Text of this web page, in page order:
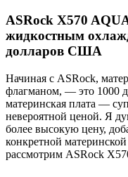
ASRock X570
жидкостным
долларов США
Начиная с ASRock,
флагманом, — это 1000
материнская плата —
невероятной ценой. Я
более высокую цену,
конкретной
рассмотрим ASRock